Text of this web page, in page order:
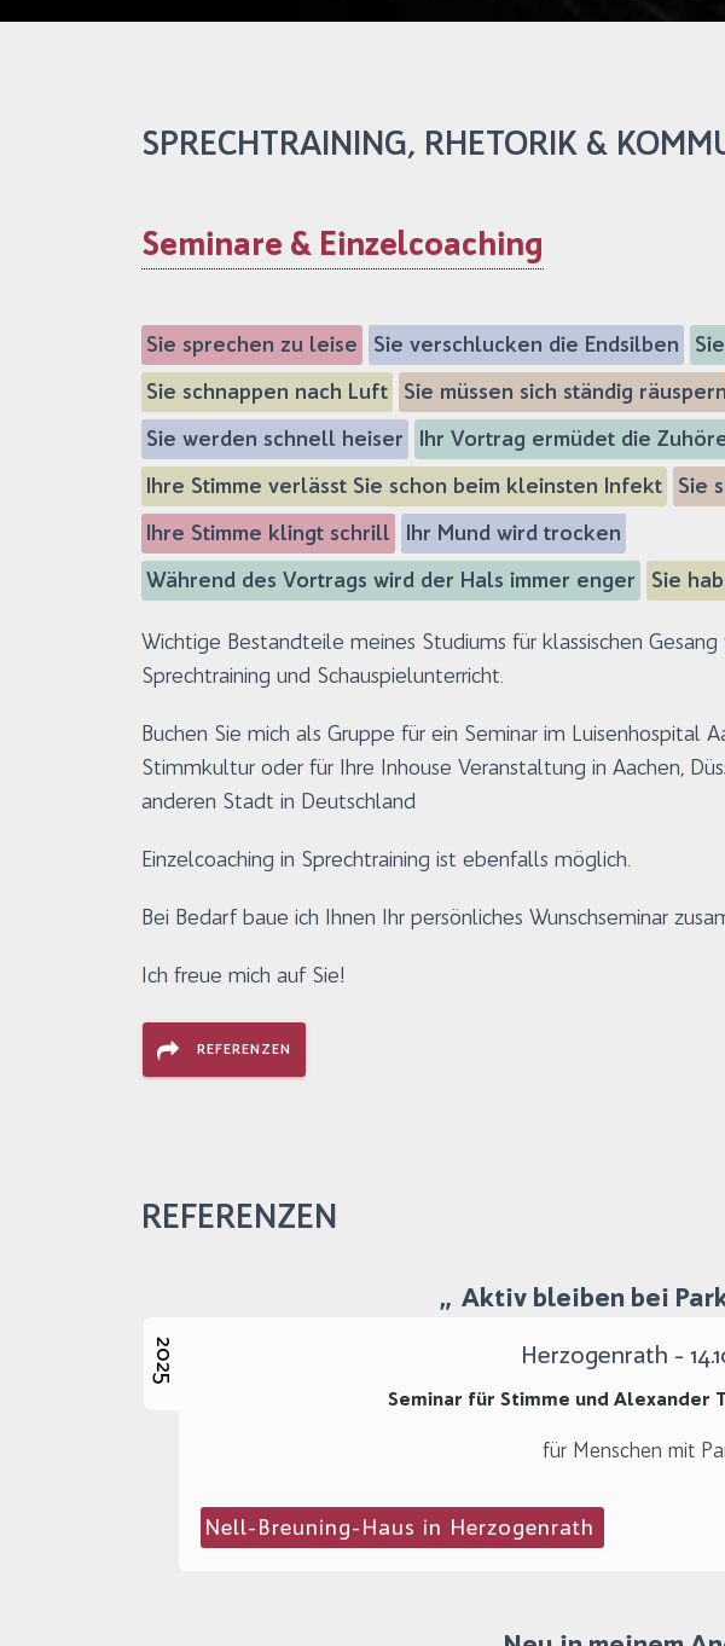
SPRECHTRAINING, RHETORIK &
Seminare & Einzelcoaching
Sie sprechen zu leise Sie verschlucken die Endsilben
Sie schnappen nach Luft
Sie müssen sich ständig räuspern
Sie werden schnell heiser
Ihr Vortrag ermüdet die
Ihre Stimme verlässt Sie schon beim kleinsten Infekt
Sie
Ihre Stimme klingt schrill
Ihr Mund wird trocken
Während des Vortrags wird der Hals immer enger
Sie
Wichtige Bestandteile meines Studiums für klassischen
Sprechtraining und Schauspielunterricht.
Buchen Sie mich als Gruppe für ein Seminar im Luisenhospital
Stimmkultur oder für Ihre Inhouse Veranstaltung in Aachen,
anderen Stadt in Deutschland
Einzelcoaching in Sprechtraining ist ebenfalls möglich.
Bei Bedarf baue ich Ihnen Ihr persönliches Wunschseminar
Ich freue mich auf Sie!
REFERENZEN
REFERENZEN
2025
Aktiv bleiben bei
Herzogenrath -
Seminar für Stimme und Alexander
für Menschen mit
Nell-Breuning-Haus in Herzogenrath